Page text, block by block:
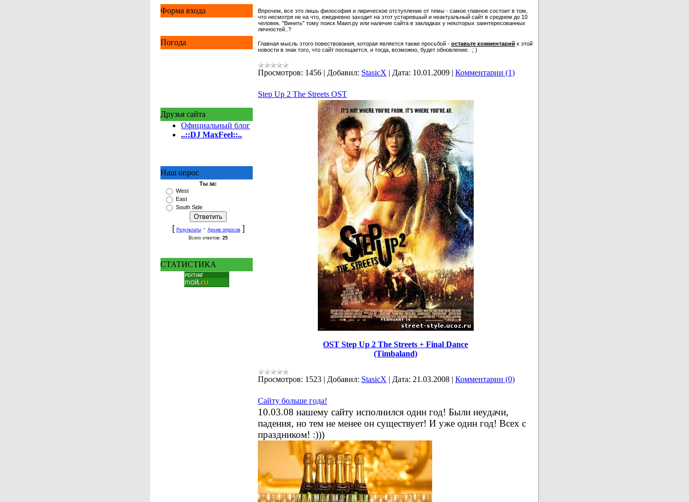
Форма входа
Погода
Друзья сайта
Официальный блог
..::DJ MaxFeel::..
Наш опрос
Ты за:
West
East
South Side
[ Результаты· Архив опросов]
Всего ответов: 25
СТАТИСТИКА
Впрочем, все это лишь философия и лирическое отступление от темы - самое главное состоит в том,
что несмотря не на что, ежедневно заходит на этот устаревшый и неактуальный сайт в среднем до 10
человек. "Винить" тому поиск Маил.ру или наличие сайта в закладках у некоторых заинтересованных
личностей..?
Главная мысль этого повествования, которая является также просьбой - оставьте комментарий к этой
новости в знак того, что сайт посещается, и тогда, возможно, будет обновление. ; )
Просмотров: 1456 | Добавил: StasicX | Дата: 10.01.2009 | Комментарии (1)
Step Up 2 The Streets OST
OST Step Up 2 The Streets + Final Dance
(Timbaland)
Просмотров: 1523 | Добавил: StasicX | Дата: 21.03.2008 | Комментарии (0)
Сайту больше года!
10.03.08 нашему сайту исполнился один год! Были неудачи,
падения, но тем не менее он существует! И уже один год! Всех с
праздником! :)))